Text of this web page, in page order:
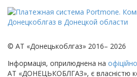
© АТ «Донецькоблгаз» 2016– 2026
Інформація, оприлюднена на
АТ «ДОНЕЦЬКОБЛГАЗ», є власністю